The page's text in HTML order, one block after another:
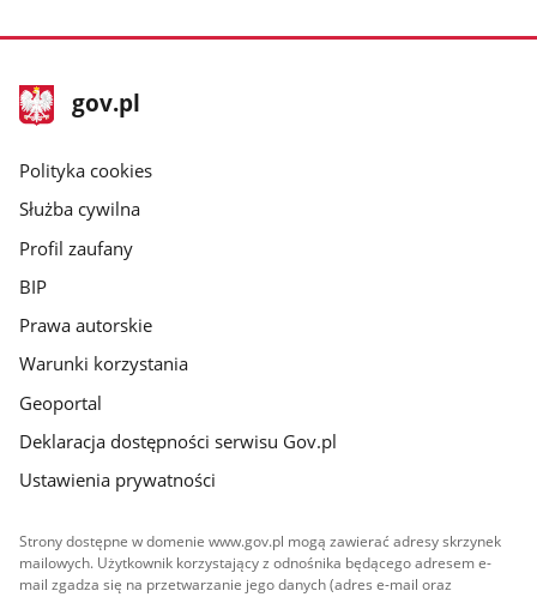
stopka
gov.pl
Strona
gov.pl
gov.pl
Polityka cookies
Służba cywilna
Profil zaufany
BIP
Prawa autorskie
Warunki korzystania
Geoportal
Deklaracja dostępności serwisu Gov.pl
Ustawienia prywatności
Strony dostępne w domenie www.gov.pl mogą zawierać adresy skrzynek
mailowych. Użytkownik korzystający z odnośnika będącego adresem e-
mail zgadza się na przetwarzanie jego danych (adres e-mail oraz